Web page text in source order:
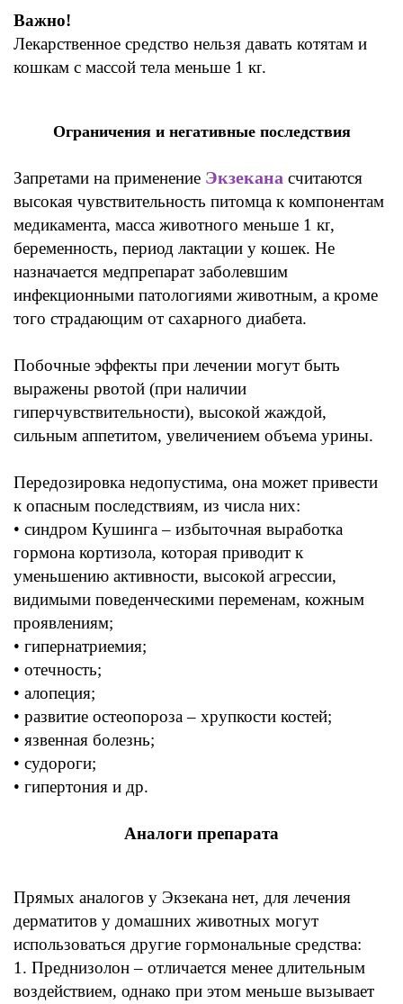
Важно!
Лекарственное средство нельзя давать котятам и
кошкам с массой тела меньше 1 кг.
Ограничения и негативные последствия
Запретами на применение Экзекана считаются
высокая чувствительность питомца к компонентам
медикамента, масса животного меньше 1 кг,
беременность, период лактации у кошек. Не
назначается медпрепарат заболевшим
инфекционными патологиями животным, а кроме
того страдающим от сахарного диабета.
Побочные эффекты при лечении могут быть
выражены рвотой (при наличии
гиперчувствительности), высокой жаждой,
сильным аппетитом, увеличением объема урины.
Передозировка недопустима, она может привести
к опасным последствиям, из числа них:
• синдром Кушинга – избыточная выработка
гормона кортизола, которая приводит к
уменьшению активности, высокой агрессии,
видимыми поведенческими переменам, кожным
проявлениям;
• гипернатриемия;
• отечность;
• алопеция;
• развитие остеопороза – хрупкости костей;
• язвенная болезнь;
• судороги;
• гипертония и др.
Аналоги препарата
Прямых аналогов у Экзекана нет, для лечения
дерматитов у домашних животных могут
использоваться другие гормональные средства:
1. Преднизолон – отличается менее длительным
воздействием, однако при этом меньше вызывает